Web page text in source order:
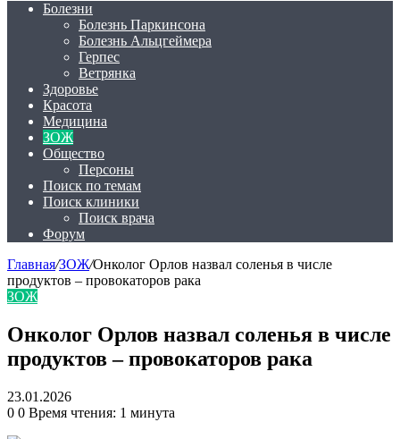
Болезни
Болезнь Паркинсона
Болезнь Альцгеймера
Герпес
Ветрянка
Здоровье
Красота
Медицина
ЗОЖ
Общество
Персоны
Поиск по темам
Поиск клиники
Поиск врача
Форум
Главная/ЗОЖ/Онколог Орлов назвал соленья в числе
продуктов – провокаторов рака
ЗОЖ
Онколог Орлов назвал соленья в числе
продуктов – провокаторов рака
23.01.2026
0 0 Время чтения: 1 минута